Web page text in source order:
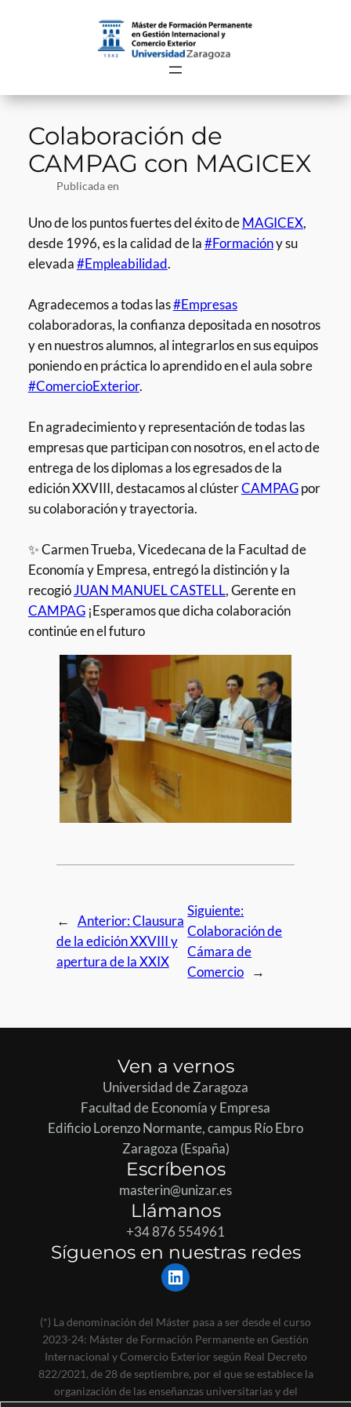
Colaboración de
CAMPAG con MAGICEX
Publicada en
Uno de los puntos fuertes del éxito deMAGICEX,
desde 1996, es la calidad de la#Formacióny su
elevada#Empleabilidad.
Agradecemos a todas las#Empresas
colaboradoras, la confianza depositada en nosotros
y en nuestros alumnos, al integrarlos en sus equipos
poniendo en práctica lo aprendido en el aula sobre
#ComercioExterior.
En agradecimiento y representación de todas las
empresas que participan con nosotros, en el acto de
entrega de los diplomas a los egresados de la
edición XXVIII, destacamos al clústerCAMPAGpor
su colaboración y trayectoria.
✨ Carmen Trueba, Vicedecana de la Facultad de
Economía y Empresa, entregó la distinción y la
recogióJUAN MANUEL CASTELL, Gerente en
CAMPAG¡Esperamos que dicha colaboración
continúe en el futuro
← Anterior:Clausura
de la edición XXVIII y
apertura de la XXIX
Siguiente:
Colaboración de
Cámara de
Comercio
→
Ven a vernos
Universidad de Zaragoza
Facultad de Economía y Empresa
Edificio Lorenzo Normante, campus Río Ebro
Zaragoza (España)
Escríbenos
masterin@unizar.es
Llámanos
+34 876 554961
Síguenos en nuestras redes
LinkedIn
(*) La denominación del Máster pasa a ser desde el curso
2023-24: Máster de Formación Permanente en Gestión
Internacional y Comercio Exterior según Real Decreto
822/2021, de 28 de septiembre, por el que se establece la
organización de las enseñanzas universitarias y del